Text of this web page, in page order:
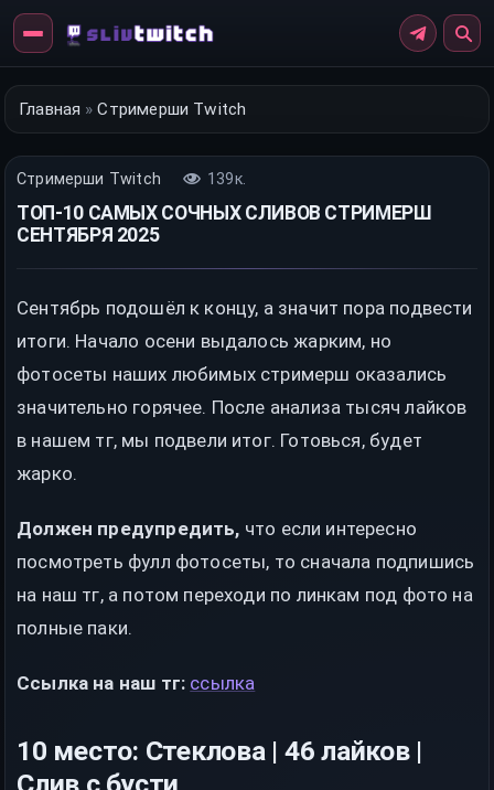
Перейти
контенту
Главная » Стримерши Twitch
Стримерши Twitch 139к.
ТОП-10 САМЫХ СОЧНЫХ СЛИВОВ СТРИМЕРШ
СЕНТЯБРЯ 2025
Сентябрь подошёл к концу, а значит пора подвести
итоги. Начало осени выдалось жарким, но
фотосеты наших любимых стримерш оказались
значительно горячее. После анализа тысяч лайков
в нашем тг, мы подвели итог. Готовься, будет
жарко.
Должен предупредить, что если интересно
посмотреть фулл фотосеты, то сначала подпишись
на наш тг, а потом переходи по линкам под фото на
полные паки.
Ссылка на наш тг: ссылка
10 место: Стеклова | 46 лайков |